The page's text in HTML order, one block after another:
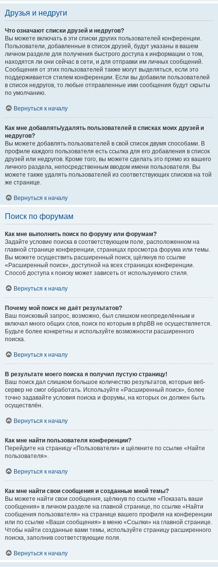
Друзья и недруги
Что означают списки друзей и недругов?
Вы можете включать в эти списки других пользователей конференции.
Пользователи, добавленные в список друзей, будут указаны в вашем
личном разделе для получения быстрого доступа к информации о том,
находятся ли они сейчас в сети, и для отправки им личных сообщений.
Сообщения от этих пользователей также могут выделяться, если это
поддерживается стилем конференции. Если вы добавили пользователей
в список недругов, то любые отправленные ими сообщения будут скрыты
по умолчанию.
Вернуться к началу
Как мне добавлять/удалять пользователей в списках моих друзей и
недругов?
Вы можете добавлять пользователей в свой список двумя способами. В
профиле каждого пользователя есть ссылка для его добавления в список
друзей или недругов. Кроме того, вы можете сделать это прямо из вашего
личного раздела, непосредственным вводом имени пользователя. Вы
можете также удалять пользователей из соответствующих списков на той
же странице.
Вернуться к началу
Поиск по форумам
Как мне выполнить поиск по форуму или форумам?
Задайте условие поиска в соответствующем поле, расположенном на
главной странице конференции, страницах просмотра форума или темы.
Вы можете осуществить расширенный поиск, щёлкнув по ссылке
«Расширенный поиск», доступной на всех страницах конференции.
Способ доступа к поиску может зависеть от используемого стиля.
Вернуться к началу
Почему мой поиск не даёт результатов?
Ваш поисковый запрос, возможно, был слишком неопределённым и
включал много общих слов, поиск по которым в phpBB не осуществляется.
Будьте более конкретны и используйте возможности расширенного
поиска.
Вернуться к началу
В результате моего поиска я получил пустую страницу!
Ваш поиск дал слишком большое количество результатов, которые веб-
сервер не смог обработать. Используйте «Расширенный поиск», более
точно задавайте условия поиска и форумы, на которых он должен быть
осуществлён.
Вернуться к началу
Как мне найти пользователя конференции?
Перейдите на страницу «Пользователи» и щёлкните по ссылке «Найти
пользователя».
Вернуться к началу
Как мне найти свои сообщения и созданные мной темы?
Вы можете найти свои сообщения, щёлкнув по ссылке «Показать ваши
сообщения» в личном разделе на главной странице, по ссылке «Найти
сообщения пользователя» на странице вашего профиля на конференции
или по ссылке «Ваши сообщения» в меню «Ссылки» на главной странице.
Чтобы найти созданные вами темы, используйте страницу расширенного
поиска, заполнив соответствующие поля.
Вернуться к началу